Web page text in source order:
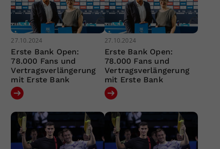
27.10.2024
Erste Bank Open:
78.000 Fans und
Vertragsverlängerung
mit Erste Bank
27.10.2024
Erste Bank Open:
78.000 Fans und
Vertragsverlängerung
mit Erste Bank